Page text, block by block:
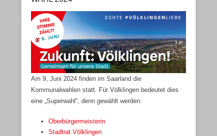
Veröffentlicht am28. März 2024VonErik Roskothen
Am 9, Juni 2024 finden im Saarland die
Kommunalwahlen statt. Für Völklingen bedeutet dies
eine „Superwahl“, denn gewählt werden:
Oberbürgermeisterin
Stadtrat Völklingen